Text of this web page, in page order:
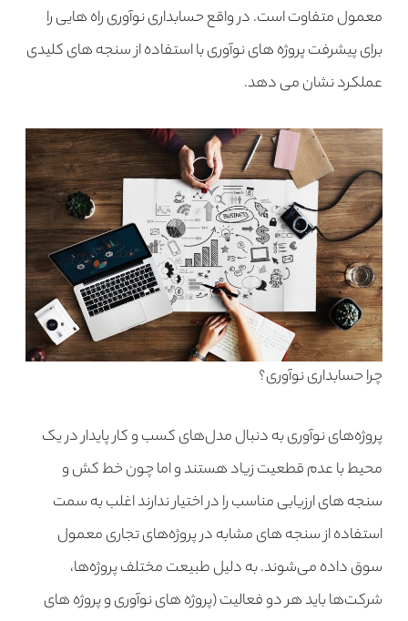
معمول متفاوت است. در واقع حسابداری نوآوری راه هایی را
برای پیشرفت پروژه های نوآوری با استفاده از سنجه های کلیدی
عملکرد نشان می دهد.
چرا حسابداری نوآوری؟
پروژه‌های نوآوری به دنبال مدل‌های کسب و کار پایدار در یک
محیط با عدم قطعیت زیاد هستند و اما چون خط کش و
سنجه های ارزیابی مناسب را در اختیار ندارند اغلب به سمت
استفاده از سنجه های مشابه در پروژه‌های تجاری معمول
سوق داده می‌شوند. به دلیل طبیعت مختلف پروژه‌ها،
شرکت‌ها باید هر دو فعالیت (پروژه های نوآوری و پروژه های